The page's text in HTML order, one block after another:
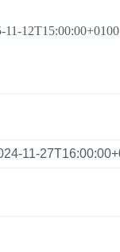
11-12T15:00:00+0100